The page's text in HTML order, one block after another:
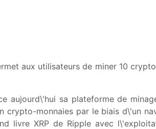
aux utilisateurs de miner 10
aujourd\'hui sa plateforme de
crypto-monnaies par le biais d\'un
livre XRP de Ripple avec